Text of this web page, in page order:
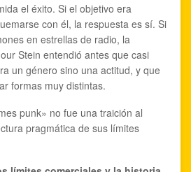
el éxito. Si el objetivo era
con él, la respuesta es sí. Si
en estrellas de radio, la
Stein entendió antes que casi
un género sino una actitud, y que
formas muy distintas.
punk» no fue una traición al
pragmática de sus límites